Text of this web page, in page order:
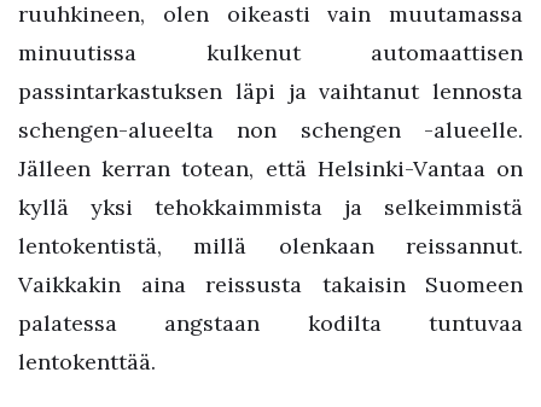
ruuhkineen, olen oikeasti vain muutamassa
minuutissa kulkenut automaattisen
passintarkastuksen läpi ja vaihtanut lennosta
schengen-alueelta non schengen -alueelle.
Jälleen kerran totean, että Helsinki-Vantaa on
kyllä yksi tehokkaimmista ja selkeimmistä
lentokentistä, millä olenkaan reissannut.
Vaikkakin aina reissusta takaisin Suomeen
palatessa angstaan kodilta tuntuvaa
lentokenttää.